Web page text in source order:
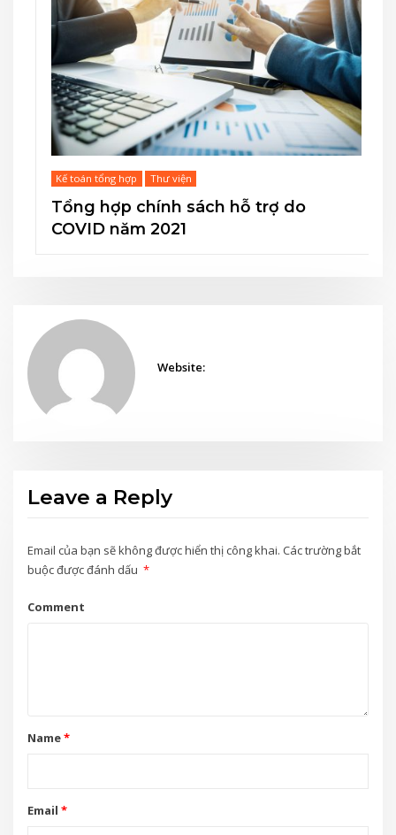
Kế toán tổng hợp Thư viện
Tổng hợp chính sách hỗ trợ do
COVID năm 2021
Website:
Leave a Reply
Email của bạn sẽ không được hiển thị công khai. Các trường bắt
buộc được đánh dấu *
Comment
Name*
Email *